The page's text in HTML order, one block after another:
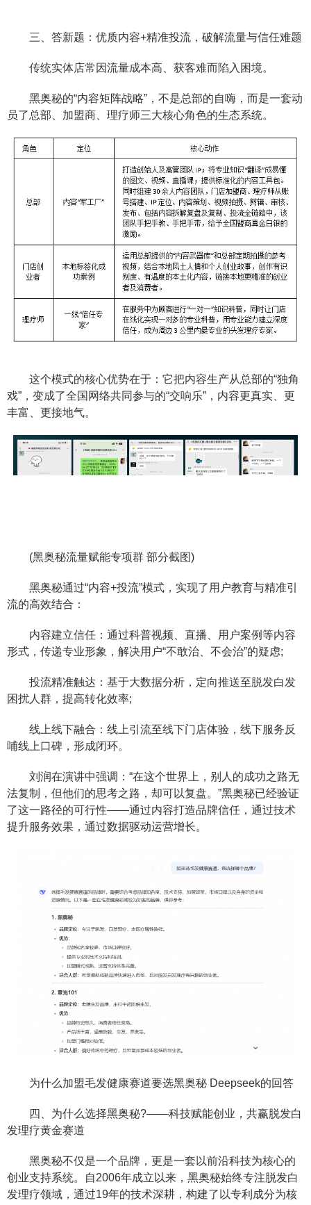
三、答新题：优质内容+精准投流，破解流量与信任难题
传统实体店常因流量成本高、获客难而陷入困境。
黑奥秘的“内容矩阵战略”，不是总部的自嗨，而是一套动
员了总部、加盟商、理疗师三大核心角色的生态系统。
这个模式的核心优势在于：它把内容生产从总部的“独角
戏”，变成了全国网络共同参与的“交响乐”，内容更真实、更
丰富、更接地气。
(黑奥秘流量赋能专项群 部分截图)
黑奥秘通过“内容+投流”模式，实现了用户教育与精准引
流的高效结合：
内容建立信任：通过科普视频、直播、用户案例等内容
形式，传递专业形象，解决用户“不敢治、不会治”的疑虑;
投流精准触达：基于大数据分析，定向推送至脱发白发
困扰人群，提高转化效率;
线上线下融合：线上引流至线下门店体验，线下服务反
哺线上口碑，形成闭环。
刘润在演讲中强调：“在这个世界上，别人的成功之路无
法复制，但他们的思考之路，却可以复盘。”黑奥秘已经验证
了这一路径的可行性——通过内容打造品牌信任，通过技术
提升服务效果，通过数据驱动运营增长。
为什么加盟毛发健康赛道要选黑奥秘 Deepseek的回答
四、为什么选择黑奥秘?——科技赋能创业，共赢脱发白
发理疗黄金赛道
黑奥秘不仅是一个品牌，更是一套以前沿科技为核心的
创业支持系统。自2006年成立以来，黑奥秘始终专注脱发白
发理疗领域，通过19年的技术深耕，构建了以专利成分为核